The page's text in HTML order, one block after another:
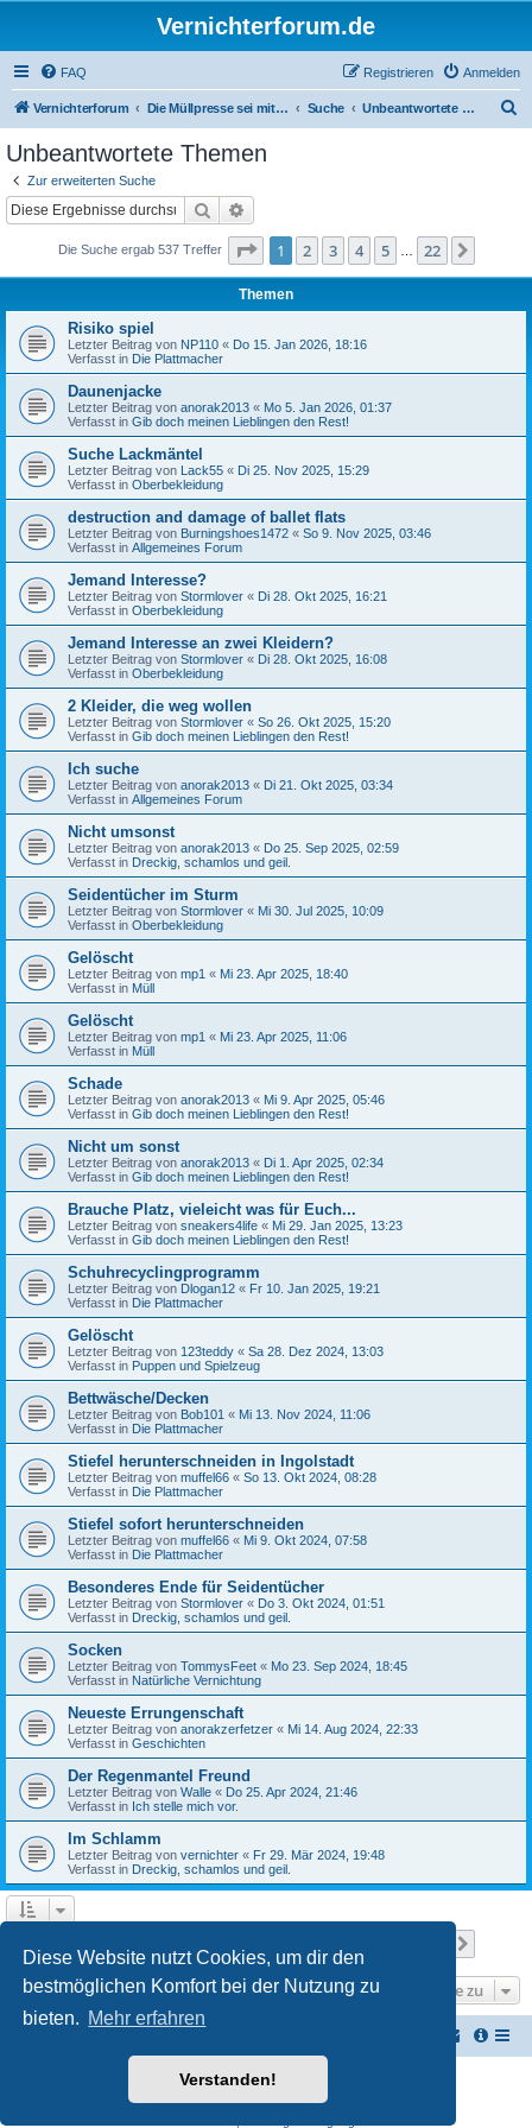
Diese Website nutzt Cookies, um dir den
bestmöglichen Komfort bei der Nutzung zu
bieten. Mehr erfahren
Verstanden!
Vernichterforum.de
FAQ Anmelden
Registrieren
Vernichterforum Die Müllpresse sei mit Dir... Suche Unbeantwortete Themen
Unbeantwortete Themen
Zur erweiterten Suche
Suche
Die Suche ergab 537 Treffer Seite 1von 22
1 2 3 4 5 22
Themen
Risiko spiel
Letzter Beitrag von NP110 « Do 15. Jan 2026, 18:16
Verfasst in Die Plattmacher
Daunenjacke
Letzter Beitrag von anorak2013 « Mo 5. Jan 2026, 01:37
Verfasst in Gib doch meinen Lieblingen den Rest!
Suche Lackmäntel
Letzter Beitrag von Lack55 « Di 25. Nov 2025, 15:29
Verfasst in Oberbekleidung
destruction and damage of ballet flats
Letzter Beitrag von Burningshoes1472 « So 9. Nov 2025, 03:46
Verfasst in Allgemeines Forum
Jemand Interesse?
Letzter Beitrag von Stormlover « Di 28. Okt 2025, 16:21
Verfasst in Oberbekleidung
Jemand Interesse an zwei Kleidern?
Letzter Beitrag von Stormlover « Di 28. Okt 2025, 16:08
Verfasst in Oberbekleidung
2 Kleider, die weg wollen
Letzter Beitrag von Stormlover « So 26. Okt 2025, 15:20
Verfasst in Gib doch meinen Lieblingen den Rest!
Ich suche
Letzter Beitrag von anorak2013 « Di 21. Okt 2025, 03:34
Verfasst in Allgemeines Forum
Nicht umsonst
Letzter Beitrag von anorak2013 « Do 25. Sep 2025, 02:59
Verfasst in Dreckig, schamlos und geil.
Seidentücher im Sturm
Letzter Beitrag von Stormlover « Mi 30. Jul 2025, 10:09
Verfasst in Oberbekleidung
Gelöscht
Letzter Beitrag von mp1 « Mi 23. Apr 2025, 18:40
Verfasst in Müll
Gelöscht
Letzter Beitrag von mp1 « Mi 23. Apr 2025, 11:06
Verfasst in Müll
Schade
Letzter Beitrag von anorak2013 « Mi 9. Apr 2025, 05:46
Verfasst in Gib doch meinen Lieblingen den Rest!
Nicht um sonst
Letzter Beitrag von anorak2013 « Di 1. Apr 2025, 02:34
Verfasst in Gib doch meinen Lieblingen den Rest!
Brauche Platz, vieleicht was für Euch...
Letzter Beitrag von sneakers4life « Mi 29. Jan 2025, 13:23
Verfasst in Gib doch meinen Lieblingen den Rest!
Schuhrecyclingprogramm
Letzter Beitrag von Dlogan12 « Fr 10. Jan 2025, 19:21
Verfasst in Die Plattmacher
Gelöscht
Letzter Beitrag von 123teddy « Sa 28. Dez 2024, 13:03
Verfasst in Puppen und Spielzeug
Bettwäsche/Decken
Letzter Beitrag von Bob101 « Mi 13. Nov 2024, 11:06
Verfasst in Die Plattmacher
Stiefel herunterschneiden in Ingolstadt
Letzter Beitrag von muffel66 « So 13. Okt 2024, 08:28
Verfasst in Die Plattmacher
Stiefel sofort herunterschneiden
Letzter Beitrag von muffel66 « Mi 9. Okt 2024, 07:58
Verfasst in Die Plattmacher
Besonderes Ende für Seidentücher
Letzter Beitrag von Stormlover « Do 3. Okt 2024, 01:51
Verfasst in Dreckig, schamlos und geil.
Socken
Letzter Beitrag von TommysFeet « Mo 23. Sep 2024, 18:45
Verfasst in Natürliche Vernichtung
Neueste Errungenschaft
Letzter Beitrag von anorakzerfetzer « Mi 14. Aug 2024, 22:33
Verfasst in Geschichten
Der Regenmantel Freund
Letzter Beitrag von Walle « Do 25. Apr 2024, 21:46
Verfasst in Ich stelle mich vor.
Im Schlamm
Letzter Beitrag von vernichter « Fr 29. Mär 2024, 19:48
Verfasst in Dreckig, schamlos und geil.
Gehe zu
Powered byphpBB® Forum Software © phpBB Limited
phpBB.de